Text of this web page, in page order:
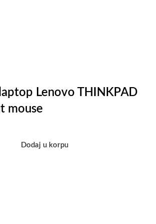
laptop Lenovo THINKPAD
mouse
Dodaj u korpu